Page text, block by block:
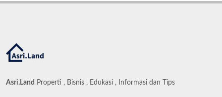
Asri.Land Properti , Bisnis , Edukasi , Informasi dan Tips